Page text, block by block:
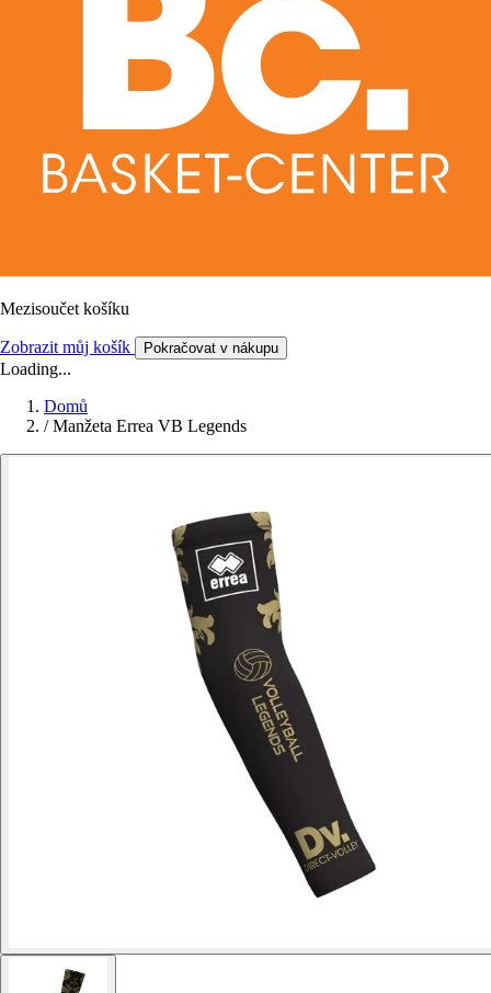
Mezisoučet košíku
Zobrazit můj košík Pokračovat v nákupu
Loading...
Domů
/ Manžeta Errea VB Legends